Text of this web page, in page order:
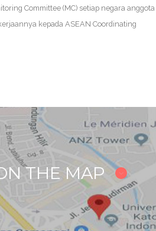
Committee (MC) setiap negara anggota
kepada ASEAN Coordinating
THE MAP